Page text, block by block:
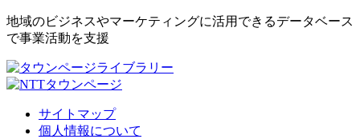
地域のビジネスやマーケティングに活用できるデータベース
で事業活動を支援
サイトマップ
個人情報について